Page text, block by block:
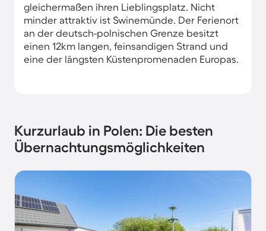
gleichermaßen ihren Lieblingsplatz. Nicht
minder attraktiv ist Swinemünde. Der Ferienort
an der deutsch-polnischen Grenze besitzt
einen 12km langen, feinsandigen Strand und
eine der längsten Küstenpromenaden Europas.
Kurzurlaub in Polen: Die besten
Übernachtungsmöglichkeiten